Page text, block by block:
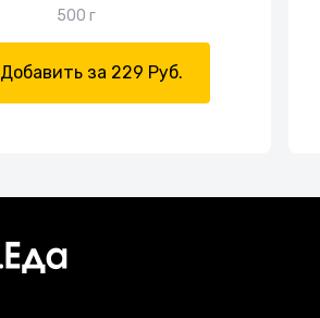
500 г
Добавить за 229 Руб.